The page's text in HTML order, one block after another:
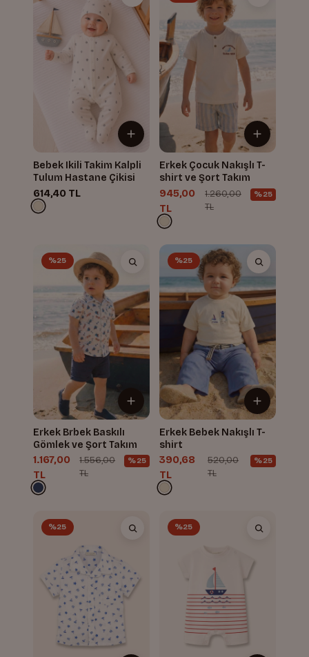
Bebek Ikili Takim Kalpli
Tulum Hastane Çikisi
614,40 TL
Erkek Çocuk Nakışlı T-
shirt ve Şort Takım
945,00
TL
1.260,00
TL
%25
%25
Erkek Brbek Baskılı
Gömlek ve Şort Takım
1.167,00
TL
1.556,00
TL
%25
%25
Erkek Bebek Nakışlı T-
shirt
390,68
TL
520,00
TL
%25
%25 %25